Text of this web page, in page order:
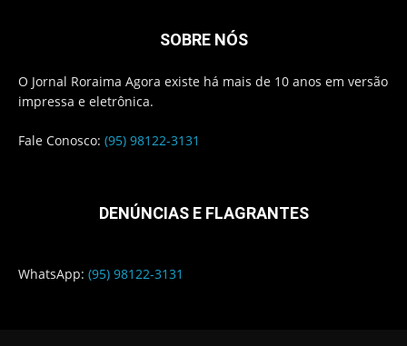
SOBRE NÓS
O Jornal Roraima Agora existe há mais de 10 anos em versão
impressa e eletrônica.
Fale Conosco: (95) 98122-3131
DENÚNCIAS E FLAGRANTES
WhatsApp: (95) 98122-3131